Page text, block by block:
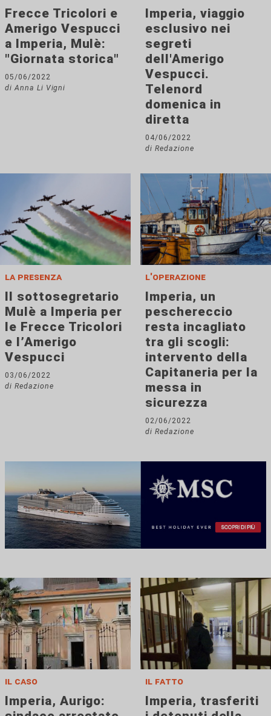
Frecce Tricolori e
Amerigo Vespucci
a Imperia, Mulè:
"Giornata storica"
05/06/2022
di Anna Li Vigni
Imperia, viaggio
esclusivo nei
segreti
dell'Amerigo
Vespucci.
Telenord
domenica in
diretta
04/06/2022
di Redazione
la presenza
Il sottosegretario
Mulè a Imperia per
le Frecce Tricolori
e l’Amerigo
Vespucci
03/06/2022
di Redazione
l'operazione
Imperia, un
peschereccio
resta incagliato
tra gli scogli:
intervento della
Capitaneria per la
messa in
sicurezza
02/06/2022
di Redazione
il caso
Imperia, Aurigo:
il fatto
Imperia, trasferiti